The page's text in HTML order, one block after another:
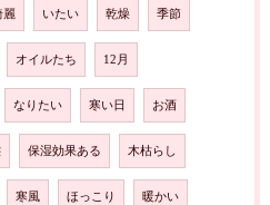
麗 いたい 乾燥 季節
オイルたち 12月
なりたい 寒い日 お酒
保湿効果ある 木枯らし
寒風 ほっこり 暖かい